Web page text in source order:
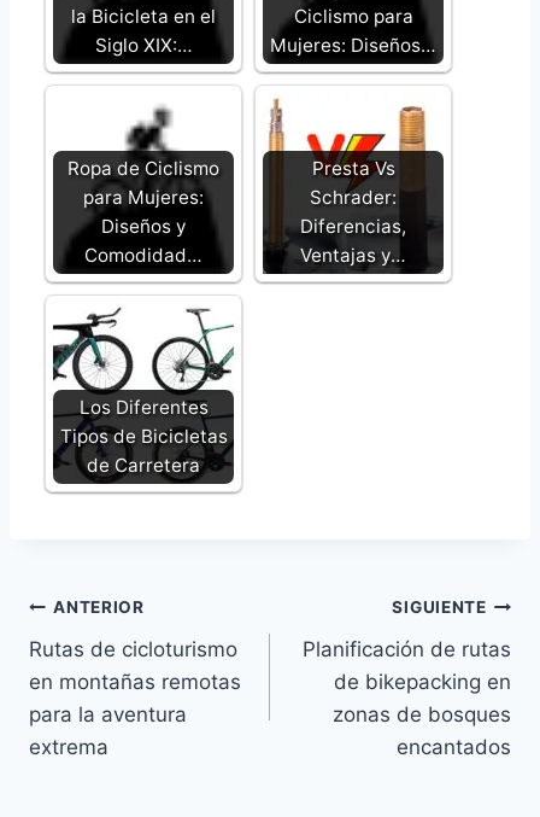
la Bicicleta en el
Siglo XIX:…
Ciclismo para
Mujeres: Diseños…
Ropa de Ciclismo
para Mujeres:
Diseños y
Comodidad…
Presta Vs
Schrader:
Diferencias,
Ventajas y…
Los Diferentes
Tipos de Bicicletas
de Carretera
Navegación
de
entradas
ANTERIOR
Rutas de cicloturismo
en montañas remotas
para la aventura
extrema
SIGUIENTE
Planificación de rutas
de bikepacking en
zonas de bosques
encantados